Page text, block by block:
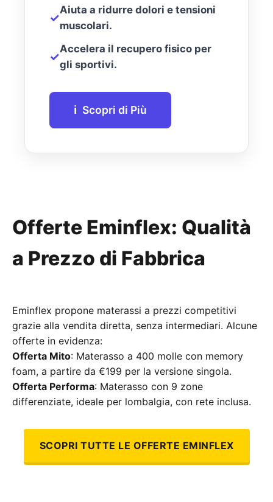
✓
Aiuta a ridurre dolori e tensioni
muscolari.
✓
Accelera il recupero fisico per
gli sportivi.
ℹ️ Scopri di Più
Offerte Eminflex: Qualità
a Prezzo di Fabbrica
Eminflex propone materassi a prezzi competitivi
grazie alla vendita diretta, senza intermediari. Alcune
offerte in evidenza:
Offerta Mito: Materasso a 400 molle con memory
foam, a partire da €199 per la versione singola.
Offerta Performa: Materasso con 9 zone
differenziate, ideale per lombalgia, con rete inclusa.
SCOPRI TUTTE LE OFFERTE EMINFLEX